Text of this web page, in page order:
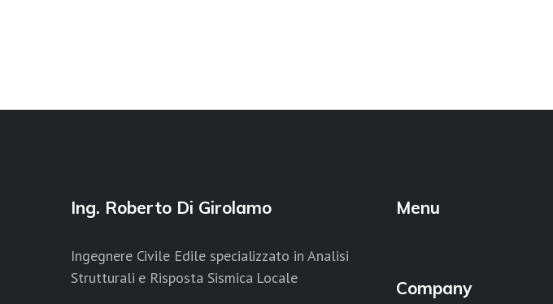
Ing. Roberto Di Girolamo
Ingegnere Civile Edile specializzato in Analisi
Strutturali e Risposta Sismica Locale
Menu
Company